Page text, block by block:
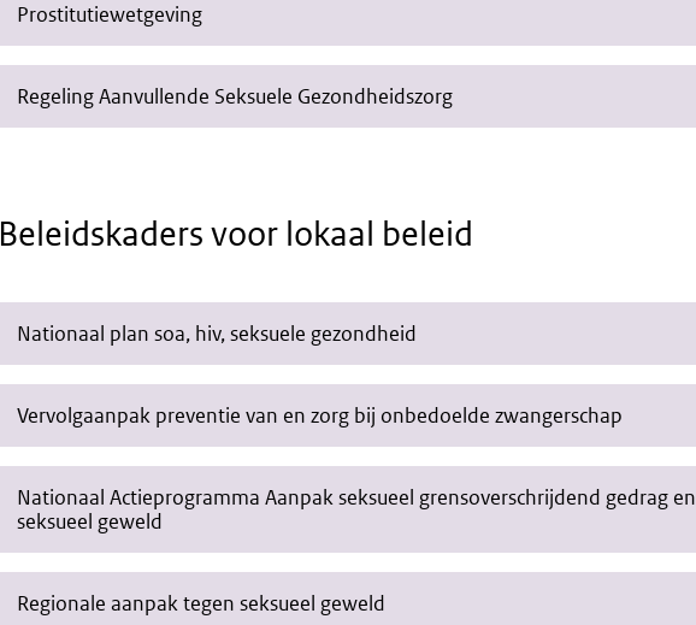
Prostitutiewetgeving
Regeling Aanvullende Seksuele Gezondheidszorg
Beleidskaders voor lokaal beleid
Nationaal plan soa, hiv, seksuele gezondheid
Vervolgaanpak preventie van en zorg bij onbedoelde zwangerschap
Nationaal Actieprogramma Aanpak seksueel grensoverschrijdend gedrag en
seksueel geweld
Regionale aanpak tegen seksueel geweld